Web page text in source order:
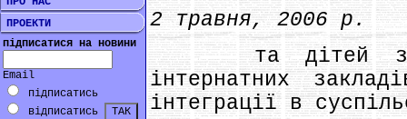
ПРОЕКТИ
підписатися на новини
Email
підписатись
відписатись
2 травня, 2006 р.
та дітей з
інтернатних
інтеграції в